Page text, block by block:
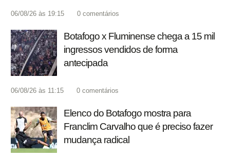
06/08/26 às 19:15 0 comentários
Botafogo x Fluminense chega a 15 mil
ingressos vendidos de forma
antecipada
06/08/26 às 11:15 0 comentários
Elenco do Botafogo mostra para
Franclim Carvalho que é preciso fazer
mudança radical